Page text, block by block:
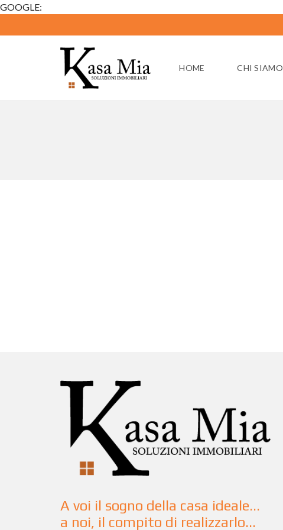
GOOGLE:
HOME CHI SIAMO
A voi il sogno della casa ideale...
a noi, il compito di realizzarlo...